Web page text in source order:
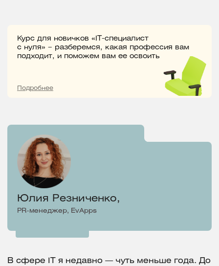
Курс для новичков «IT-специалист
с нуля» – разберемся, какая профессия вам
подходит, и поможем вам ее освоить
Подробнее
Юлия Резниченко,
PR-менеджер, EvApps
В сфере IT я недавно — чуть меньше года. До